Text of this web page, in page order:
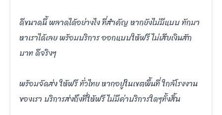
ดีขนาดนี้ พลาดได้อย่างไง ที่สำคัญ หากยังไม่มีแบบ ทักมา
หาเราได้เลย พร้อมบริการ ออกแบบให้ฟรี ไม่เสียเงินสัก
บาท ดีจริงๆ
พร้อมจัดส่ง ให้ฟรี ทั่วไทย หากอยู่ในเขตพื้นที่ ใกล้โรงงาน
ของเรา บริการส่งถึงที่ให้ฟรี ไม่มีค่าบริการใดๆทั้งสิ้น